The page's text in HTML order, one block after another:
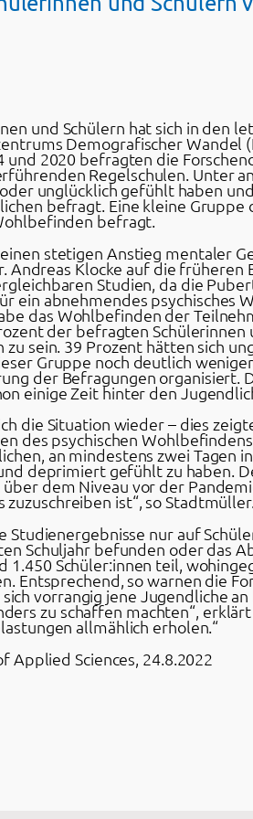
und Schülern hat sich in den
Demografischer
und 2020 befragten die
Regelschulen. Unter
unglücklich gefühlt haben
befragt. Eine kleine
befragt.
stetigen Anstieg mentaler
Klocke auf die früheren
Studien, da die
ein abnehmendes
das Wohlbefinden der
der befragten Schülerinnen
sein. 39 Prozent hätten sich
Gruppe noch deutlich
der Befragungen organisiert.
einige Zeit hinter den
die Situation wieder – dies
des psychischen
an mindestens zwei Tagen
deprimiert gefühlt zu haben.
dem Niveau vor der
ist“, so Stadtmüller.
Studienergebnisse nur auf
Schuljahr befunden oder das
1.450 Schüler:innen teil,
Entsprechend, so warnen die
vorrangig jene Jugendliche
zu schaffen machten“,
allmählich erholen.“
Sciences, 24.8.2022